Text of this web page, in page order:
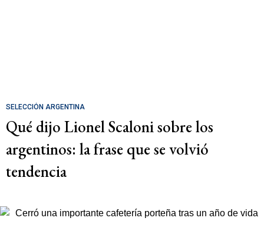
SELECCIÓN ARGENTINA
Qué dijo Lionel Scaloni sobre los
argentinos: la frase que se volvió
tendencia